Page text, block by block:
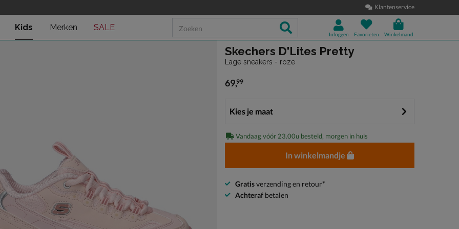
Klantenservice
Kids Merken SALE
Inloggen Favorieten Winkelmand
Skechers D'Lites Pretty
Lage sneakers - roze
€ 69,99
69,99
Kies je maat
Vandaag vóór 23.00u besteld, morgen in huis
In winkelmandje
Gratisverzending en retour*
Achteraf betalen